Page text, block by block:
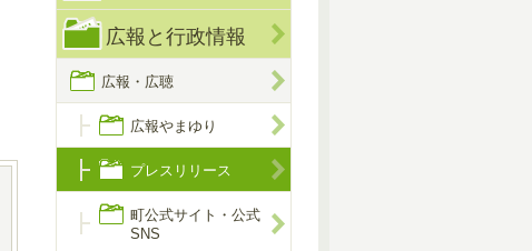
広報と行政情報
広報・広聴
広報やまゆり
プレスリリース
町公式サイト・公式
SNS